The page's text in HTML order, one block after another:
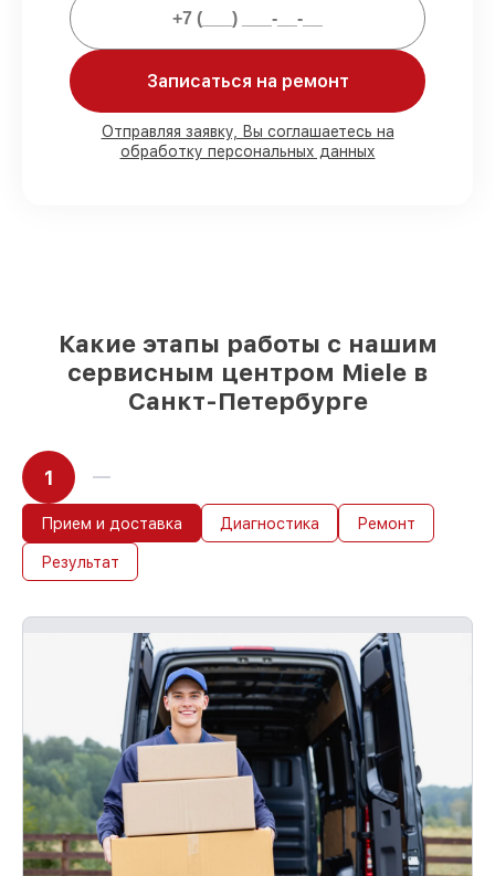
Мы гарантируем:
работ по ремонту выполняются в
90%запчастей Miele имеются в наличии
в Санкт-Петербурге, остальные
Записаться на ремонт
Отправляя заявку, Вы соглашаетесь на
обработку персональных данных
Какие этапы работы с нашим
сервисным центром Miele в
Санкт-Петербурге
1
Прием и доставка Диагностика Ремонт
Результат